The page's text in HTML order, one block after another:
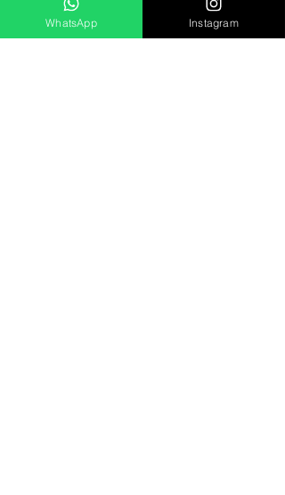
contribuição universal.
Conexão com sua
WhatsApp Instagram